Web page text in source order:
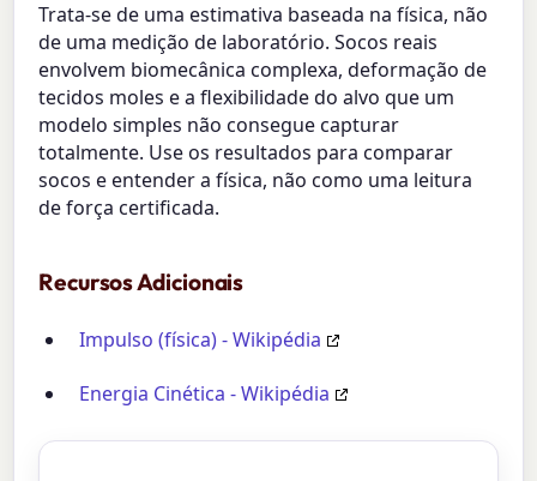
Trata-se de uma estimativa baseada na física, não
de uma medição de laboratório. Socos reais
envolvem biomecânica complexa, deformação de
tecidos moles e a flexibilidade do alvo que um
modelo simples não consegue capturar
totalmente. Use os resultados para comparar
socos e entender a física, não como uma leitura
de força certificada.
Recursos Adicionais
Impulso (física) - Wikipédia
Energia Cinética - Wikipédia